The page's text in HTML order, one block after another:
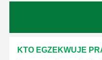
KTO EGZEKWUJE